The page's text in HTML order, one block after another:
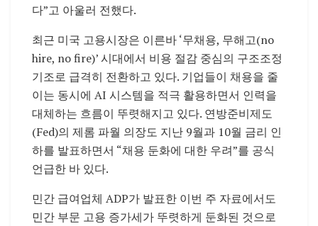
다”고 아울러 전했다.
최근 미국 고용시장은 이른바 ‘무채용, 무해고(no
hire, no fire)’ 시대에서 비용 절감 중심의 구조조정
기조로 급격히 전환하고 있다. 기업들이 채용을 줄
이는 동시에 AI 시스템을 적극 활용하면서 인력을
대체하는 흐름이 뚜렷해지고 있다. 연방준비제도
(Fed)의 제롬 파월 의장도 지난 9월과 10월 금리 인
하를 발표하면서 “채용 둔화에 대한 우려”를 공식
언급한 바 있다.
민간 급여업체 ADP가 발표한 이번 주 자료에서도
민간 부문 고용 증가세가 뚜렷하게 둔화된 것으로